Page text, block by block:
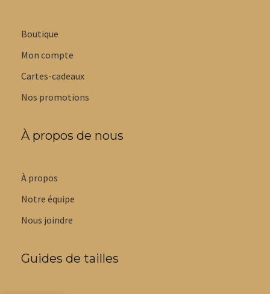
Boutique
Mon compte
Cartes-cadeaux
Nos promotions
À propos de nous
À propos
Notre équipe
Nous joindre
Guides de tailles